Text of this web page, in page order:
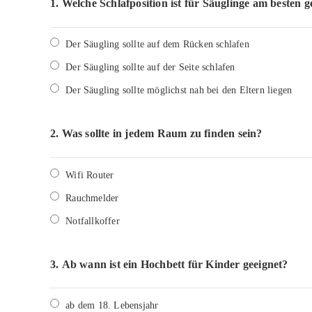
1. Welche Schlafposition ist für Säuglinge am besten
Der Säugling sollte auf dem Rücken schlafen
Der Säugling sollte auf der Seite schlafen
Der Säugling sollte möglichst nah bei den Eltern liegen
2. Was sollte in jedem Raum zu finden sein?
Wifi Router
Rauchmelder
Notfallkoffer
3. Ab wann ist ein Hochbett für Kinder geeignet?
ab dem 18. Lebensjahr